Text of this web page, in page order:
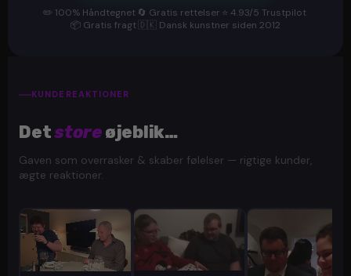
✏️ 100% Håndtegnet 🔄 Gratis rettelser ⭐ 4.93/5 Trustpilot
📦 Gratis fragt 🇩🇰 Dansk kunstner siden 2012
KUNDEREAKTIONER
Detstoreøjeblik…
Gaven som overrasker & skaber følelser — rigtige kunder,
ægte reaktioner.